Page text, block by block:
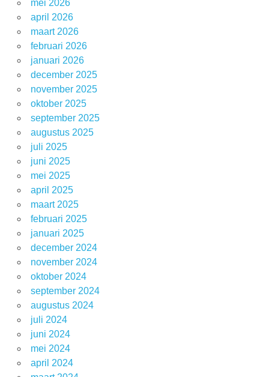
mei 2026
april 2026
maart 2026
februari 2026
januari 2026
december 2025
november 2025
oktober 2025
september 2025
augustus 2025
juli 2025
juni 2025
mei 2025
april 2025
maart 2025
februari 2025
januari 2025
december 2024
november 2024
oktober 2024
september 2024
augustus 2024
juli 2024
juni 2024
mei 2024
april 2024